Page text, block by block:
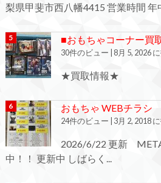
梨県甲斐市西八幡4415 営業時間 年
■おもちゃコーナー買
30件のビュー 8月 5, 2026
★買取情報★
おもちゃ WEBチラシ
24件のビュー 3月 2, 2018
2026/6/22 更新
中！！ 更新中 しばらく...